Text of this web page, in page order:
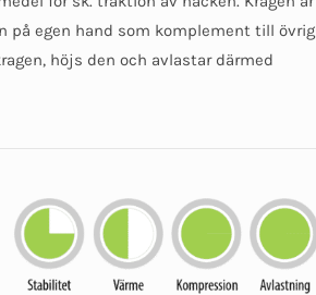
baserat på
på egen hand som komplement till övrig
höjs den och avlastar därmed